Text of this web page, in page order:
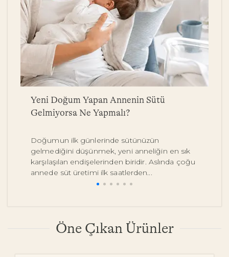
Yeni Doğum Yapan Annenin Sütü
Gelmiyorsa Ne Yapmalı?
Doğumun ilk günlerinde sütünüzün
gelmediğini düşünmek, yeni anneliğin en sık
karşılaşılan endişelerinden biridir. Aslında çoğu
annede süt üretimi ilk saatlerden...
Öne Çıkan Ürünler